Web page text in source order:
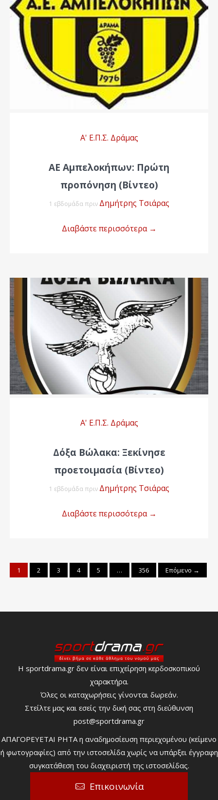
Α' Ε.Π.Σ. Δράμας
ΑΕ Αμπελοκήπων: Πρώτη
προπόνηση (Βίντεο)
1 εβδομάδα πριν Δημήτρης Τσιάρας
Διαβάστε περισσότερα →
Α' Ε.Π.Σ. Δράμας
Δόξα Βώλακα: Ξεκίνησε
προετοιμασία (Βίντεο)
1 εβδομάδα πριν Δημήτρης Τσιάρας
Διαβάστε περισσότερα →
1 2 3 4 5 … 356 Επόμενο →
Η sportdrama.gr δεν είναι επιχείρηση κερδοσκοπικού
χαρακτήρα.
Όλες οι καταχωρήσεις γίνονται δωρεάν.
Στείλτε μας και εσείς την δική σας στη διεύθυνση
post@sportdrama.gr
ΑΠΑΓΟΡΕΥΕΤΑΙ ΡΗΤΑ η αναδημοσίευση περιεχομένου (κείμενο
ή φωτογραφίες) από την ιστοσελίδα χωρίς να υπάρξει έγγραφη
συγκατάθεση του διαχειριστή της ιστοσελίδας.
Επικοινωνία